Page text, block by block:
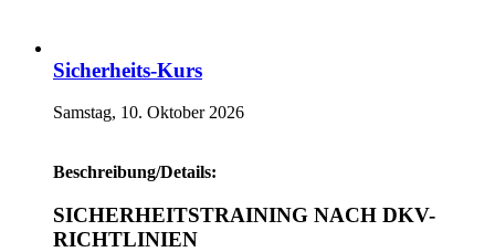
Sicherheits-Kurs
Samstag, 10. Oktober 2026
Beschreibung/Details:
SICHERHEITSTRAINING NACH DKV-
RICHTLINIEN